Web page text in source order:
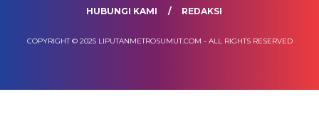
HUBUNGI KAMI
REDAKSI
COPYRIGHT © 2025 LIPUTANMETROSUMUT.COM - ALL RIGHTS RESERVED